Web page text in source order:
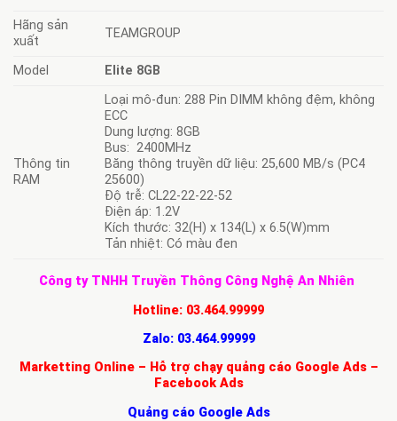
Hãng sản
xuất
TEAMGROUP
Model Elite 8GB
Thông tin
RAM
Loại mô-đun: 288 Pin DIMM không đệm, không
ECC
Dung lượng: 8GB
Bus: 2400MHz
Băng thông truyền dữ liệu: 25,600 MB/s (PC4
25600)
Độ trễ: CL22-22-22-52
Điện áp: 1.2V
Kích thước: 32(H) x 134(L) x 6.5(W)mm
Tản nhiệt: Có màu đen
Công ty TNHH Truyền Thông Công Nghệ An Nhiên
Hotline: 03.464.99999
Zalo: 03.464.99999
Marketting Online – Hỗ trợ chạy quảng cáo Google Ads –
Facebook Ads
Quảng cáo Google Ads